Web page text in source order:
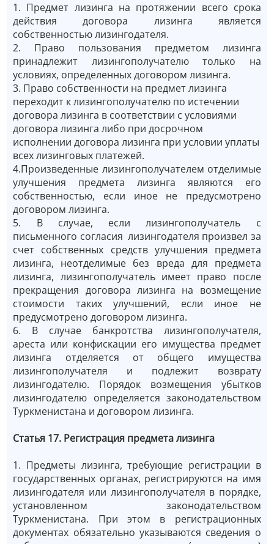
1. Предмет лизинга на протяжении всего срока
действия договора лизинга является
собственностью лизингодателя.
2. Право пользования предметом лизинга
принадлежит лизингополучателю только на
условиях, определенных договором лизинга.
3. Право собственности на предмет лизинга
переходит к лизингополучателю по истечении
договора лизинга в соответствии с условиями
договора лизинга либо при досрочном
исполнении договора лизинга при условии уплаты
всех лизинговых платежей.
4.Произведенные лизингополучателем отделимые
улучшения предмета лизинга являются его
собственностью, если иное не предусмотрено
договором лизинга.
5. В случае, если лизингополучатель с
письменного согласия лизингодателя произвел за
счет собственных средств улучшения предмета
лизинга, неотделимые без вреда для предмета
лизинга, лизингополучатель имеет право после
прекращения договора лизинга на возмещение
стоимости таких улучшений, если иное не
предусмотрено договором лизинга.
6. В случае банкротства лизингополучателя,
ареста или конфискации его имущества предмет
лизинга отделяется от общего имущества
лизингополучателя и подлежит возврату
лизингодателю. Порядок возмещения убытков
лизингодателю определяется законодательством
Туркменистана и договором лизинга.
Статья 17. Регистрация предмета лизинга
1. Предметы лизинга, требующие регистрации в
государственных органах, регистрируются на имя
лизингодателя или лизингополучателя в порядке,
установленном законодательством
Туркменистана. При этом в регистрационных
документах обязательно указываются сведения о